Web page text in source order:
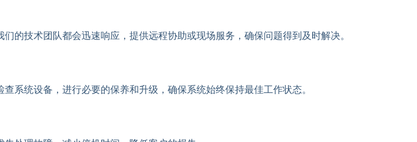
的技术团队都会迅速响应，提供远程协助或现场服务，确保问题得到及时解决。
系统设备，进行必要的保养和升级，确保系统始终保持最佳工作状态。